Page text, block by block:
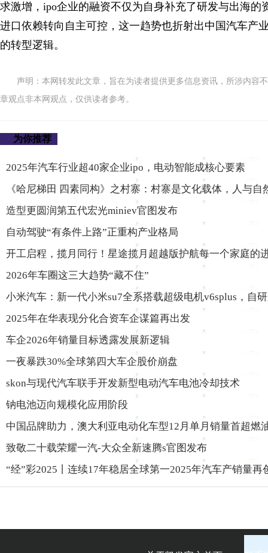
求激增，ipo企业的融资不仅为自身补充了研发与出海
进口依赖转向自主可控，这一趋势也折射出中国汽车产
的转型逻辑。
声明：本网转发此文章，旨在为读者提供更多信息资讯，所涉内容
章观点非本网观点，仅供读者参考。
为你推荐
2025年汽车行业超40家企业ipo，电动智能成核心要素
《哈尼梯田 四素同构》之村寨：村寨是文化载体，人与自
造型更圆润第五代宏光miniev官图发布
自动驾驶“有条件上路”正重构产业格局
开工启程，揽月同行！星途揽月超越版护航每一个家庭的
2026年车圈这三大趋势“藏不住”
小米汽车：新一代小米su7全系搭载超级电机v6splus，自
2025年在华表现分化合资车企谋篇再出发
车企2026年销量目标透露发展新逻辑
一夜暴跌30%全球第四大车企股价崩盘
skon与现代汽车联手开发新型电动汽车电池冷却技术
钠电池迈向规模化应用阶段
中国品牌助力，澳大利亚电动化车型12月单月销量首超燃
致敬二十载荣耀一汽-大众全新速腾s官图发布
“经”彩2025丨连续17年稳居全球第一2025年汽车产销量再